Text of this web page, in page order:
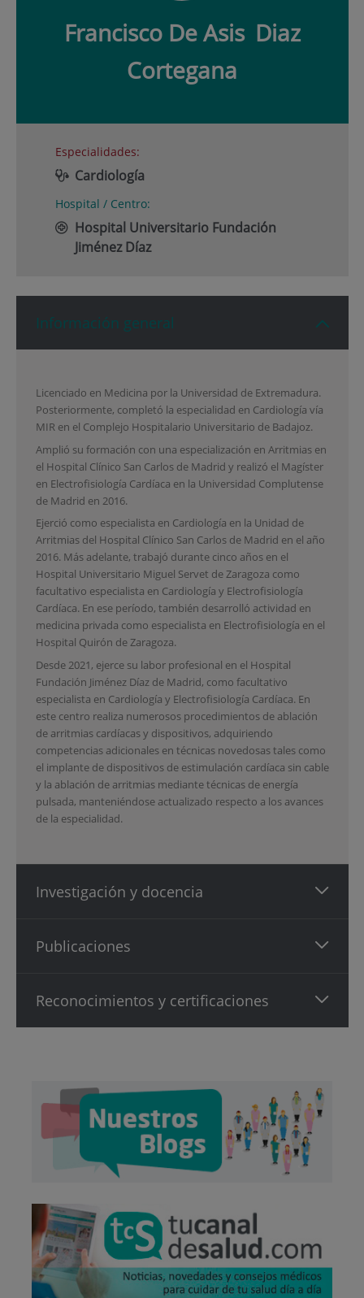
Francisco De Asis Diaz
Cortegana
Especialidades:
Cardiología
Hospital / Centro:
Hospital Universitario Fundación
Jiménez Díaz
Información general
Licenciado en Medicina por la Universidad de Extremadura.
Posteriormente, completó la especialidad en Cardiología vía
MIR en el Complejo Hospitalario Universitario de Badajoz.
Amplió su formación con una especialización en Arritmias en
el Hospital Clínico San Carlos de Madrid y realizó el Magíster
en Electrofisiología Cardíaca en la Universidad Complutense
de Madrid en 2016.
Ejerció como especialista en Cardiología en la Unidad de
Arritmias del Hospital Clínico San Carlos de Madrid en el año
2016. Más adelante, trabajó durante cinco años en el
Hospital Universitario Miguel Servet de Zaragoza como
facultativo especialista en Cardiología y Electrofisiología
Cardíaca. En ese período, también desarrolló actividad en
medicina privada como especialista en Electrofisiología en el
Hospital Quirón de Zaragoza.
Desde 2021, ejerce su labor profesional en el Hospital
Fundación Jiménez Díaz de Madrid, como facultativo
especialista en Cardiología y Electrofisiología Cardíaca. En
este centro realiza numerosos procedimientos de ablación
de arritmias cardíacas y dispositivos, adquiriendo
competencias adicionales en técnicas novedosas tales como
el implante de dispositivos de estimulación cardíaca sin cable
y la ablación de arritmias mediante técnicas de energía
pulsada, manteniéndose actualizado respecto a los avances
de la especialidad.
Investigación y docencia
Publicaciones
Reconocimientos y certificaciones